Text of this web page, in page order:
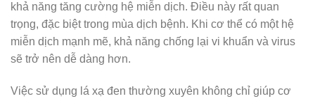
khả năng tăng cường hệ miễn dịch. Điều này rất quan
trọng, đặc biệt trong mùa dịch bệnh. Khi cơ thể có một hệ
miễn dịch mạnh mẽ, khả năng chống lại vi khuẩn và virus
sẽ trở nên dễ dàng hơn.
Việc sử dụng lá xạ đen thường xuyên không chỉ giúp cơ